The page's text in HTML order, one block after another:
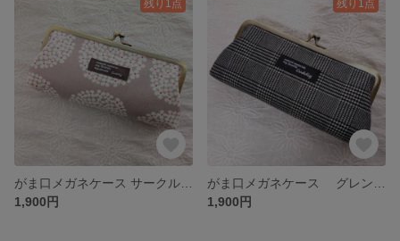
残り1点
1,900円
残り1点
1,900円